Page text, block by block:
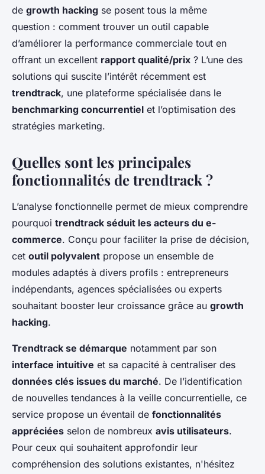
berthe•17 février 2026 •6 min de lecture
de growth hacking se posent tous la même
question : comment trouver un outil capable
d’améliorer la performance commerciale tout en
offrant un excellent rapport qualité/prix ? L’une des
solutions qui suscite l’intérêt récemment est
trendtrack, une plateforme spécialisée dans le
benchmarking concurrentiel et l’optimisation des
stratégies marketing.
Quelles sont les principales
fonctionnalités de trendtrack ?
L’analyse fonctionnelle permet de mieux comprendre
pourquoi trendtrack séduit les acteurs du e-
commerce. Conçu pour faciliter la prise de décision,
cet outil polyvalent propose un ensemble de
modules adaptés à divers profils : entrepreneurs
indépendants, agences spécialisées ou experts
souhaitant booster leur croissance grâce au growth
hacking.
Trendtrack se démarque notamment par son
interface intuitive et sa capacité à centraliser des
données clés issues du marché. De l’identification
de nouvelles tendances à la veille concurrentielle, ce
service propose un éventail de fonctionnalités
appréciées selon de nombreux avis utilisateurs.
Pour ceux qui souhaitent approfondir leur
compréhension des solutions existantes, n'hésitez